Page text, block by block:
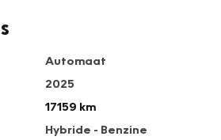
Automaat
2025
17159 km
Hybride - Benzine